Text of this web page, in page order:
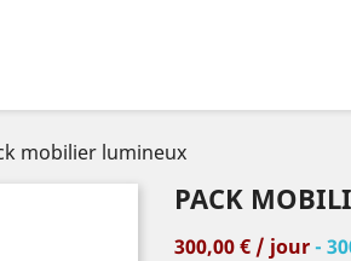
mobilier lumineux
PACK
300,00 € / jour-